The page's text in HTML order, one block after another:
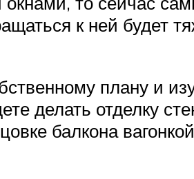
к ней будет
плану и
делать отделку
балкона